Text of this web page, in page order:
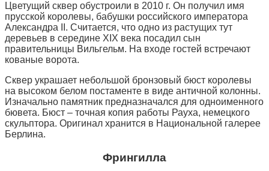
Цветущий сквер обустроили в 2010 г. Он получил имя
прусской королевы, бабушки российского императора
Александра II. Считается, что одно из растущих тут
деревьев в середине XIX века посадил сын
правительницы Вильгельм. На входе гостей встречают
кованые ворота.
Сквер украшает небольшой бронзовый бюст королевы
на высоком белом постаменте в виде античной колонны.
Изначально памятник предназначался для одноименного
бювета. Бюст – точная копия работы Рауха, немецкого
скульптора. Оригинал хранится в Национальной галерее
Берлина.
Фрингилла